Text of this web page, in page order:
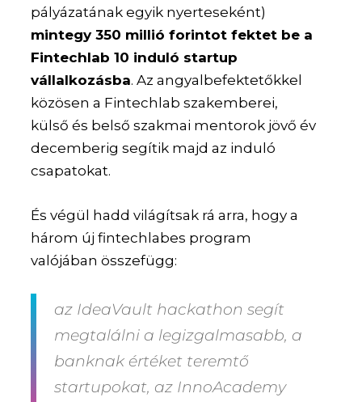
pályázatának egyik nyerteseként)
mintegy 350 millió forintot fektet be a
Fintechlab 10 induló startup
vállalkozásba. Az angyalbefektetőkkel
közösen a Fintechlab szakemberei,
külső és belső szakmai mentorok jövő év
decemberig segítik majd az induló
csapatokat.
És végül hadd világítsak rá arra, hogy a
három új fintechlabes program
valójában összefügg:
az IdeaVault hackathon segít
megtalálni a legizgalmasabb, a
banknak értéket teremtő
startupokat, az InnoAcademy